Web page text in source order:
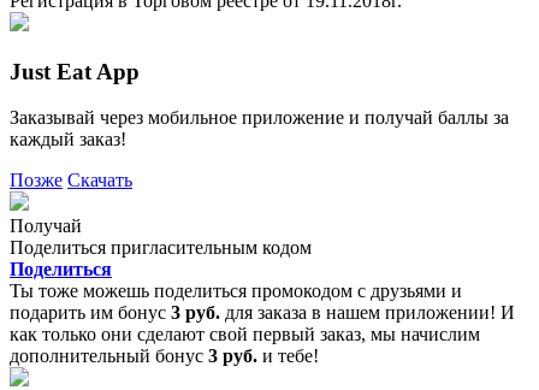
Just Eat App
Заказывай через мобильное приложение и получай баллы за
каждый заказ!
Позже Скачать
Получай
Поделиться пригласительным кодом
Поделиться
Ты тоже можешь поделиться промокодом с друзьями и
подарить им бонус 3 руб. для заказа в нашем приложении! И
как только они сделают свой первый заказ, мы начислим
дополнительный бонус 3 руб. и тебе!